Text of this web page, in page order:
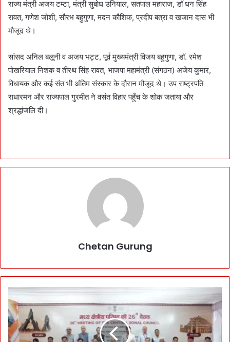
राज्य मंत्री अजय टम्टा, मंत्री सुबोध उनियाल, सतपाल महाराज, डॉ धन सिंह
रावत, गणेश जोशी, सौरभ बहुगुणा, मदन कौशिक, प्रदीप बत्रा व खजान दास भी
मौजूद थे।
सांसद अनिल बलूनी व अजय भट्ट, पूर्व मुख्यमंत्री विजय बहुगुणा, डॉ. रमेश
पोखरियाल निशंक व तीरथ सिंह रावत, भाजपा महामंत्री (संगठन) अजेय कुमार,
विधायक और कई संत भी अंतिम संस्कार के दौरान मौजूद थे। उप राष्ट्रपति
राधारमन और राज्यपाल गुरमीत ने वसंत विहार पहुँच के शोक जताया और
श्रद्धांजलि दी।
Chetan Gurung
ध्य
क्षे
त्र
प